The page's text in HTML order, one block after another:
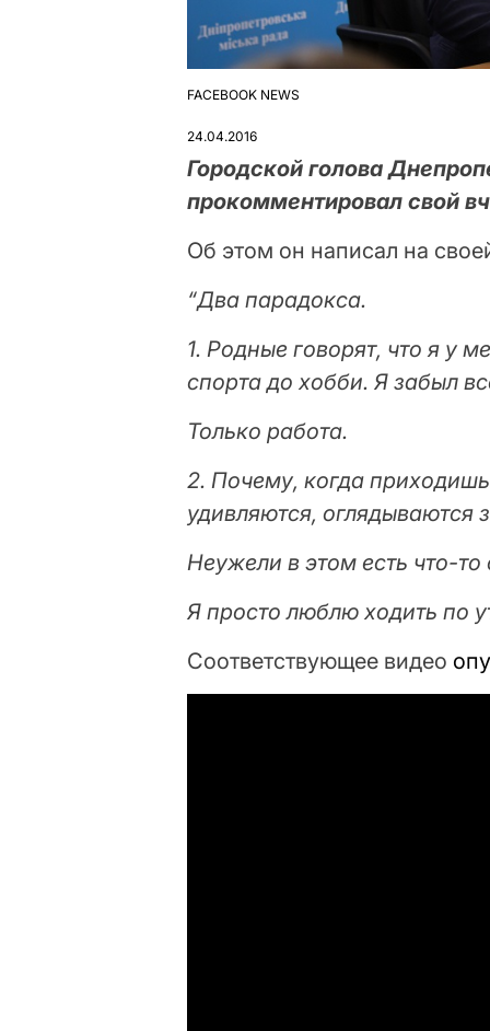
ОПУБЛІКУВАТИ
FACEBOOK NEWS
24.04.2016
Городской голова
прокомментировал свой
Об этом он написал на
“Два парадокса.
1. Родные говорят, что я у
спорта до хобби. Я забыл
Только работа.
2. Почему, когда
удивляются, оглядываются
Неужели в этом есть что-то
Я просто люблю ходить по
Соответствующее видео